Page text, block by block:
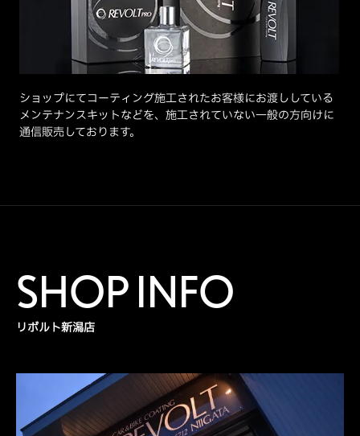
ショップにてコーティング施工されたお客様にお渡ししている
メンテナンスキットなどを、施工されていない一般の方向けに
通信販売しております。
SHOP INFO
リボルト新潟店